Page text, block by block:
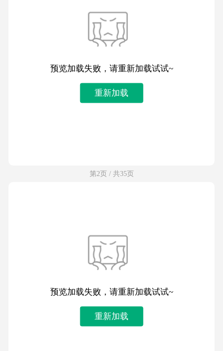
预览加载失败，请重新加载试试~
重新加载
第2页 / 共35页
预览加载失败，请重新加载试试~
重新加载